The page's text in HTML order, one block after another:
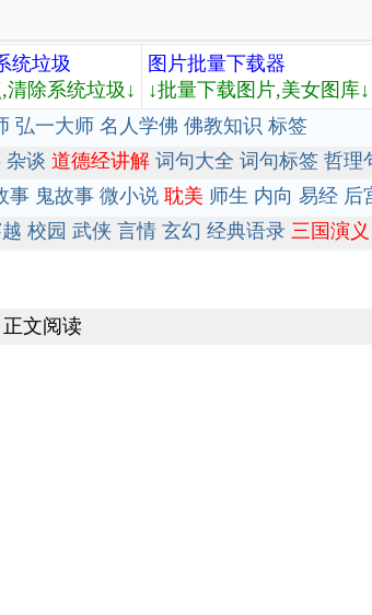
统垃圾
清除系统垃圾↓
图片批量下载器
↓批量下载图片,美女图库↓
弘一大师 名人学佛 佛教知识 标签
杂谈 道德经讲解 词句大全 词句标签 哲理
事 鬼故事 微小说 耽美 师生 内向 易经 后
校园 武侠 言情 玄幻 经典语录 三国演义
文阅读